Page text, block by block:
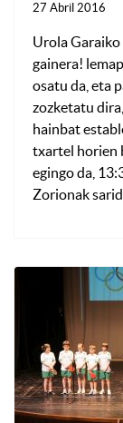
27 Abril 2016
Urola
gainera!
osatu da, eta
zozketatu
hainbat
txartel horien
egingo da,
Zorionak